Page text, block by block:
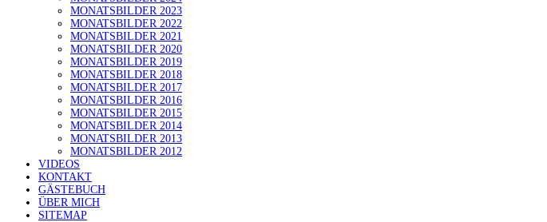
MONATSBILDER 2023
MONATSBILDER 2022
MONATSBILDER 2021
MONATSBILDER 2020
MONATSBILDER 2019
MONATSBILDER 2018
MONATSBILDER 2017
MONATSBILDER 2016
MONATSBILDER 2015
MONATSBILDER 2014
MONATSBILDER 2013
MONATSBILDER 2012
VIDEOS
KONTAKT
GÄSTEBUCH
ÜBER MICH
SITEMAP